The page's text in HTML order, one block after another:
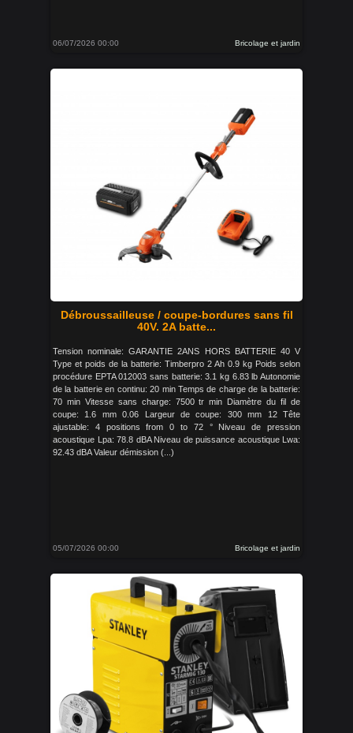
06/07/2026 00:00 Bricolage et jardin
Débroussailleuse / coupe-bordures sans fil
40V. 2A batte...
Tension nominale: GARANTIE 2ANS HORS BATTERIE 40 V
Type et poids de la batterie: Timberpro 2 Ah 0.9 kg Poids selon
procédure EPTA 012003 sans batterie: 3.1 kg 6.83 lb Autonomie
de la batterie en continu: 20 min Temps de charge de la batterie:
70 min Vitesse sans charge: 7500 tr min Diamètre du fil de
coupe: 1.6 mm 0.06 Largeur de coupe: 300 mm 12 Tête
ajustable: 4 positions from 0 to 72 ° Niveau de pression
acoustique Lpa: 78.8 dBA Niveau de puissance acoustique Lwa:
92.43 dBA Valeur démission (...)
05/07/2026 00:00 Bricolage et jardin